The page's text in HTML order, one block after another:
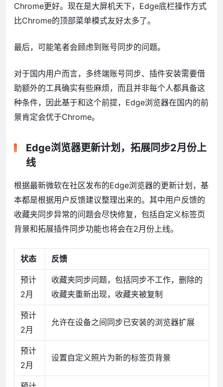
Chrome更好。现在是大屏机天下，Edge底栏操作方式
比Chrome的顶部菜单模式友好太多了。
最后，可能笔者会顾虑到账号同步的问题。
对于国内用户而言，多终端账号同步、插件安装需要借
助额外的工具确实有些麻烦，而且并非每个人都具备这
种条件，因此基于和这个前提，Edge浏览器在国内的前
景肯定会优于Chrome。
Edge浏览器更新计划，拓展同步2月份上
线
根据最新微软在社区发布的Edge浏览器的更新计划，基
本都是根据用户反馈建议整理出来的。其中用户反馈的
收藏夹同步异常的问题会尽快修复，包括自定义标签页
背景和拓展插件同步功能也将会在2月份上线。
状态 反馈
预计
2月
收藏夹同步问题，包括同步不工作，删除的
收藏夹重新出现，收藏夹被复制
预计
2月
允许在设备之间同步已安装的浏览器扩展
预计
2月
设置自定义照片为新的标签页背景